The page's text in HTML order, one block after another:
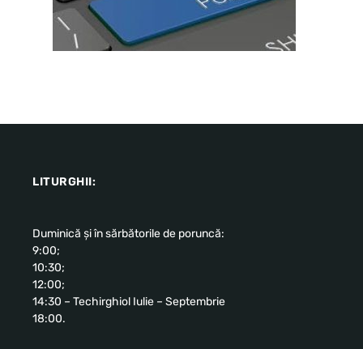
LITURGHII:
Duminică și în sărbătorile de poruncă:
9:00;
10:30;
12:00;
14:30 – Techirghiol Iulie – Septembrie
18:00.